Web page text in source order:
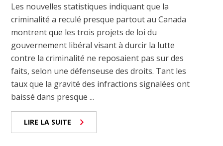
Les nouvelles statistiques indiquant que la
criminalité a reculé presque partout au Canada
montrent que les trois projets de loi du
gouvernement libéral visant à durcir la lutte
contre la criminalité ne reposaient pas sur des
faits, selon une défenseuse des droits. Tant les
taux que la gravité des infractions signalées ont
baissé dans presque ...
LIRE LA SUITE